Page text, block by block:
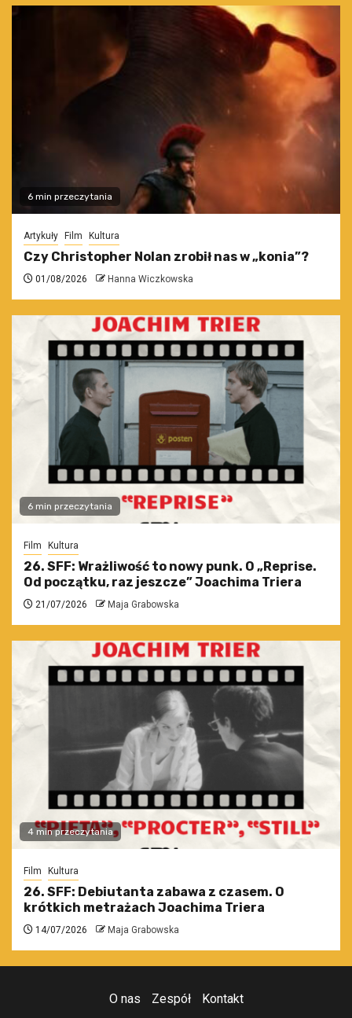
6 min przeczytania
Artykuły Film Kultura
Czy Christopher Nolan zrobił nas w „konia”?
01/08/2026 Hanna Wiczkowska
6 min przeczytania
Film Kultura
26. SFF: Wrażliwość to nowy punk. O „Reprise.
Od początku, raz jeszcze” Joachima Triera
21/07/2026 Maja Grabowska
4 min przeczytania
Film Kultura
26. SFF: Debiutanta zabawa z czasem. O
krótkich metrażach Joachima Triera
14/07/2026 Maja Grabowska
O nas Zespół Kontakt